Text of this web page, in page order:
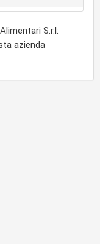
S.r.l:
azienda